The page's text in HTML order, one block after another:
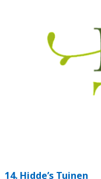
14. Hidde’s Tuinen